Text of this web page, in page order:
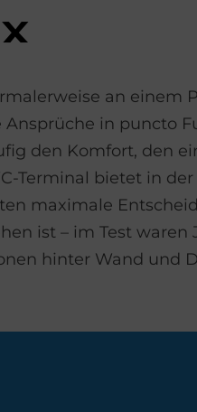
an einem
Ansprüche in puncto
den Komfort, den
Terminal bietet in
maximale
ist – im Test waren
hinter Wand und